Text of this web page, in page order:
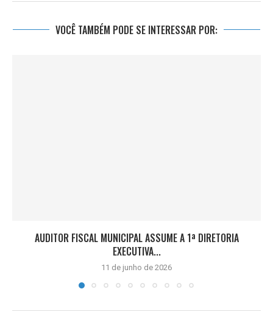
VOCÊ TAMBÉM PODE SE INTERESSAR POR:
AUDITOR FISCAL MUNICIPAL ASSUME A 1ª DIRETORIA
EXECUTIVA...
11 de junho de 2026